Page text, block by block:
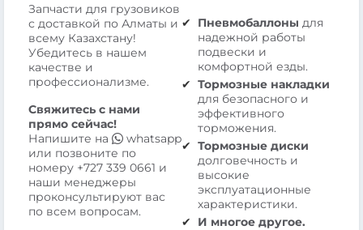
Запчасти для грузовиков
с доставкой по Алматы и
всему Казахстану!
Убедитесь в нашем
качестве и
профессионализме.
Свяжитесь с нами
прямо сейчас!
Напишите на
whatsapp
или позвоните по
номеру +727 339 0661 и
наши менеджеры
проконсультируют вас
по всем вопросам.
Пневмобаллоны для
надежной работы
подвески и
комфортной езды.
Тормозные накладки
для безопасного и
эффективного
торможения.
Тормозные диски
долговечность и
высокие
эксплуатационные
характеристики.
И многое другое.